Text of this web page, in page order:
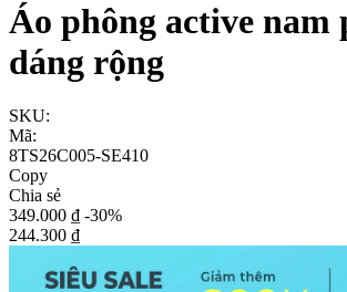
Áo phông active nam
dáng rộng
SKU:
Mã:
8TS26C005-SE410
Copy
Chia sẻ
349.000 ₫ -30%
244.300 ₫